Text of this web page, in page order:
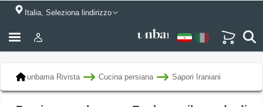
Italia, Seleziona lindirizzo
unbama Rivista Cucina persiana Sapori Iraniani